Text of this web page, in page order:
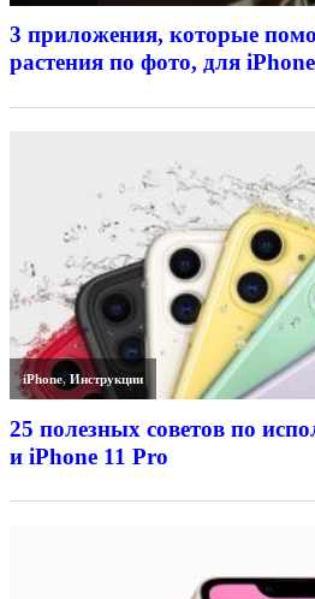
3 приложения, которые
растения по фото, для
iPhone,Инструкции
25 полезных советов по
и iPhone 11 Pro